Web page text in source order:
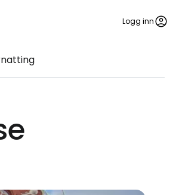
Logg inn